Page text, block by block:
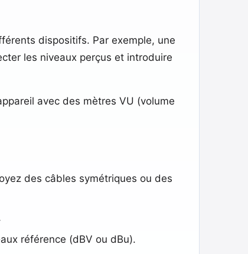
dispositifs. Par exemple, une
les niveaux perçus et introduire
avec des mètres VU (volume
des câbles symétriques ou des
référence (dBV ou dBu).